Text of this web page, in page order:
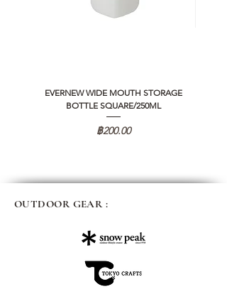
EVERNEW WIDE MOUTH STORAGE
BOTTLE SQUARE/250ML
ราคา
฿200.00
OUTDOOR GEAR :